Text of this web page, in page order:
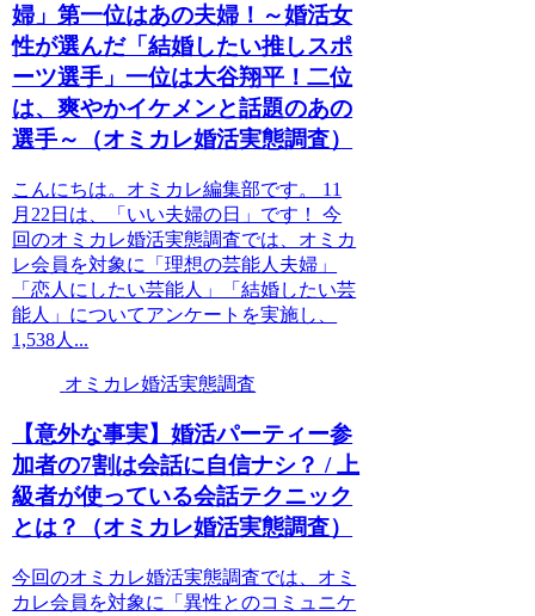
婦」第一位はあの夫婦！～婚活女
性が選んだ「結婚したい推しスポ
ーツ選手」一位は大谷翔平！二位
は、爽やかイケメンと話題のあの
選手～（オミカレ婚活実態調査）
こんにちは。オミカレ編集部です。 11
月22日は、「いい夫婦の日」です！ 今
回のオミカレ婚活実態調査では、オミカ
レ会員を対象に「理想の芸能人夫婦」
「恋人にしたい芸能人」「結婚したい芸
能人」についてアンケートを実施し、
1,538人...
オミカレ婚活実態調査
【意外な事実】婚活パーティー参
加者の7割は会話に自信ナシ？ / 上
級者が使っている会話テクニック
とは？（オミカレ婚活実態調査）
今回のオミカレ婚活実態調査では、オミ
カレ会員を対象に「異性とのコミュニケ